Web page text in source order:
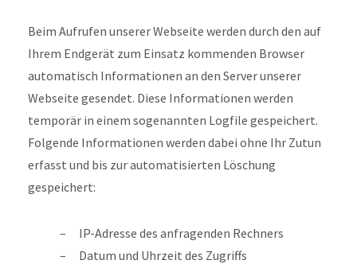
Beim Aufrufen unserer Webseite werden durch den auf
Ihrem Endgerät zum Einsatz kommenden Browser
automatisch Informationen an den Server unserer
Webseite gesendet. Diese Informationen werden
temporär in einem sogenannten Logfile gespeichert.
Folgende Informationen werden dabei ohne Ihr Zutun
erfasst und bis zur automatisierten Löschung
gespeichert:
IP-Adresse des anfragenden Rechners
Datum und Uhrzeit des Zugriffs